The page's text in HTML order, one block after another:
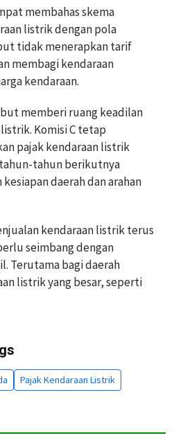
membahas skema
listrik dengan pola
tidak menerapkan tarif
membagi kendaraan
kendaraan.
memberi ruang keadilan
Komisi C tetap
pajak kendaraan listrik
tahun berikutnya
daerah dan arahan
kendaraan listrik terus
seimbang dengan
Terutama bagi daerah
listrik yang besar, seperti
Pajak Kendaraan Listrik